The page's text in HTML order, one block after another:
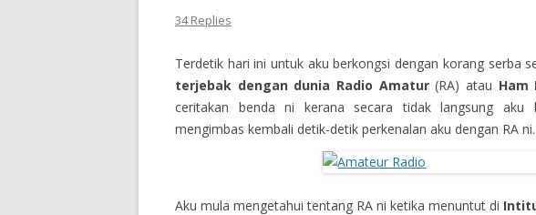
34 Replies
Terdetik hari ini untuk aku berkongsi dengan korang serba
terjebak dengan dunia Radio Amatur(RA) atau Ham
ceritakan benda ni kerana secara tidak langsung aku
mengimbas kembali detik-detik perkenalan aku dengan RA ni.
Aku mula mengetahui tentang RA ni ketika menuntut di